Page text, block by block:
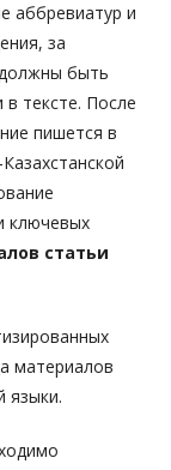
аббревиатур и
за
быть
тексте. После
пишется в
ключевых
статьи
материалов
языки.